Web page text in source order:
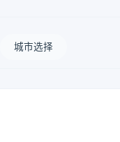
城市选择